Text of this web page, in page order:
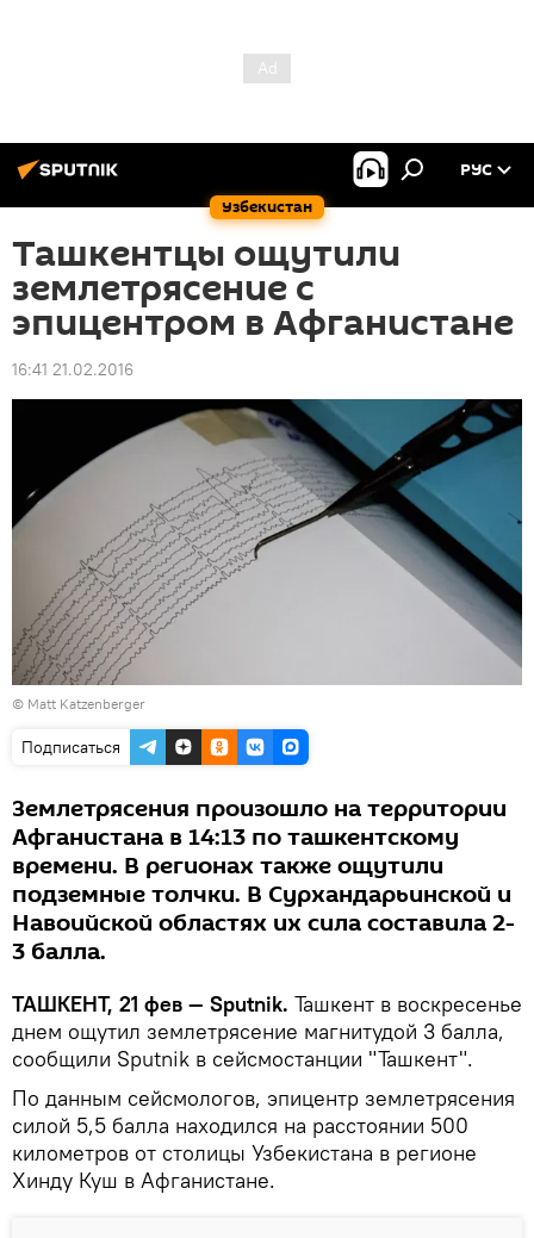
Узбекистан
РУС
Ташкентцы ощутили
землетрясение с
эпицентром в Афганистане
16:41 21.02.2016
© Matt Katzenberger
Подписаться
Землетрясения произошло на территории
Афганистана в 14:13 по ташкентскому
времени. В регионах также ощутили
подземные толчки. В Сурхандарьинской и
Навоийской областях их сила составила 2-
3 балла.
ТАШКЕНТ, 21 фев — Sputnik. Ташкент в воскресенье
днем ощутил землетрясение магнитудой 3 балла,
сообщили Sputnik в сейсмостанции "Ташкент".
По данным сейсмологов, эпицентр землетрясения
силой 5,5 балла находился на расстоянии 500
километров от столицы Узбекистана в регионе
Хинду Куш в Афганистане.